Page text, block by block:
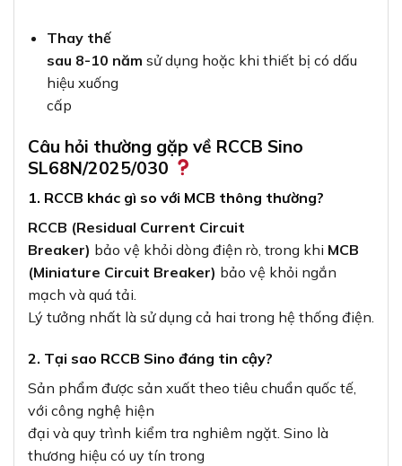
Thay thế
sau 8-10 năm sử dụng hoặc khi thiết bị có dấu
hiệu xuống
cấp
Câu hỏi thường gặp về RCCB Sino
SL68N/2025/030
1. RCCB khác gì so với MCB thông thường?
RCCB (Residual Current Circuit
Breaker) bảo vệ khỏi dòng điện rò, trong khi MCB
(Miniature Circuit Breaker) bảo vệ khỏi ngắn
mạch và quá tải.
Lý tưởng nhất là sử dụng cả hai trong hệ thống điện.
2. Tại sao RCCB Sino đáng tin cậy?
Sản phẩm được sản xuất theo tiêu chuẩn quốc tế,
với công nghệ hiện
đại và quy trình kiểm tra nghiêm ngặt. Sino là
thương hiệu có uy tín trong